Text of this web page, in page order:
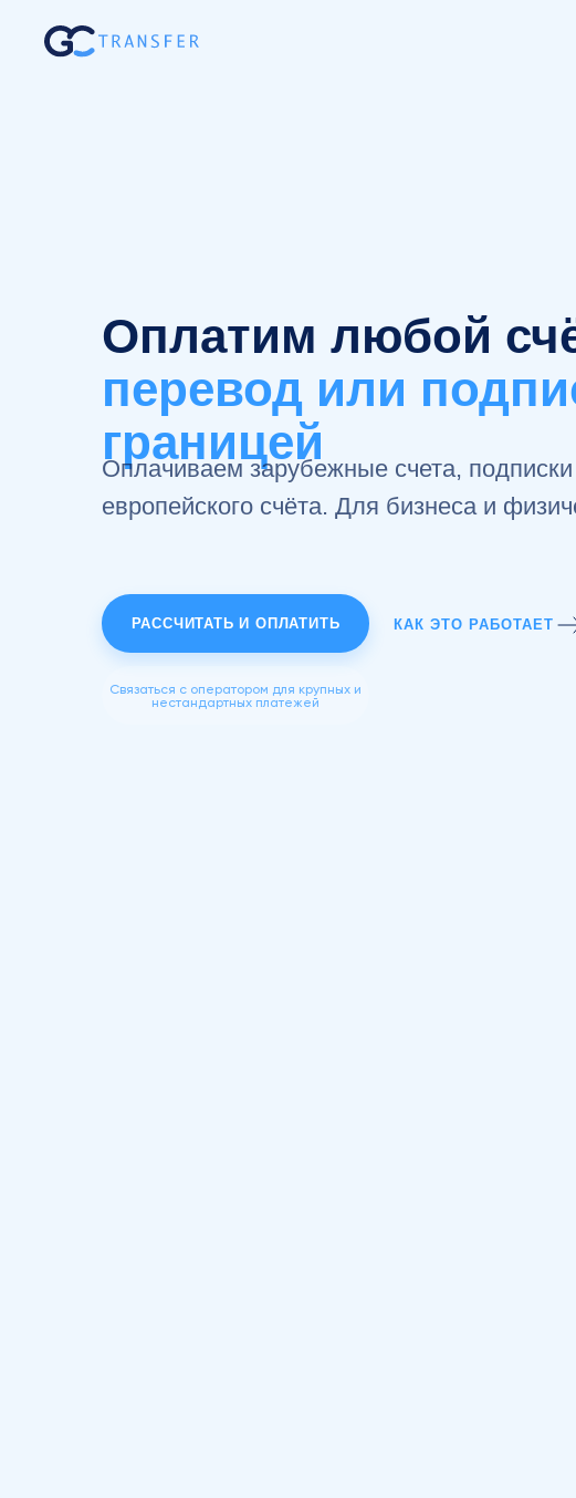
КАК ЭТО РАБОТАЕТ
Оплатим любой
перевод или
границей
РАССЧИТАТЬ И ОПЛАТИТЬ
Оплачиваем зарубежные счета,
европейского счёта. Для бизнеса и
Связаться с оператором для крупных и
нестандартных платежей